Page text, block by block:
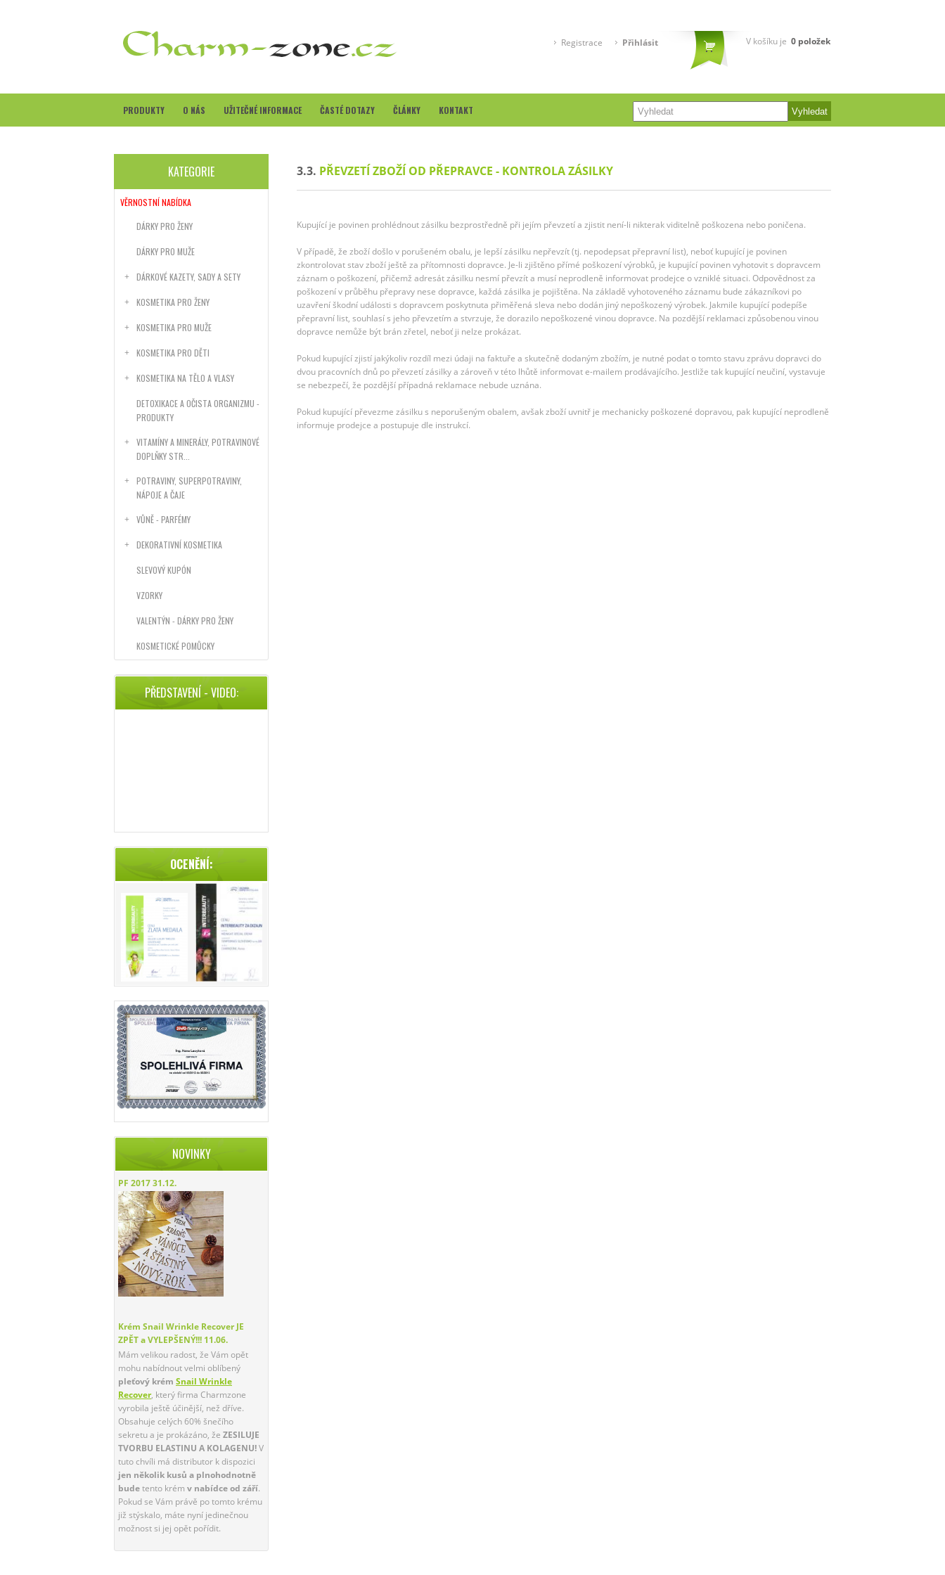
V košíku je 0 položek
Registrace Přihlásit
PRODUKTY O NÁS UŽITEČNÉ INFORMACE ČASTÉ DOTAZY ČLÁNKY KONTAKT
KATEGORIE
VĚRNOSTNÍ NABÍDKA
DÁRKY PRO ŽENY
DÁRKY PRO MUŽE
DÁRKOVÉ KAZETY, SADY A SETY
KOSMETIKA PRO ŽENY
KOSMETIKA PRO MUŽE
KOSMETIKA PRO DĚTI
KOSMETIKA NA TĚLO A VLASY
DETOXIKACE A OČISTA ORGANIZMU -
PRODUKTY
VITAMÍNY A MINERÁLY, POTRAVINOVÉ
DOPLŇKY STR...
POTRAVINY, SUPERPOTRAVINY,
NÁPOJE A ČAJE
VŮNĚ - PARFÉMY
DEKORATIVNÍ KOSMETIKA
SLEVOVÝ KUPÓN
VZORKY
VALENTÝN - DÁRKY PRO ŽENY
KOSMETICKÉ POMŮCKY
PŘEDSTAVENÍ - VIDEO:
OCENĚNÍ:
NOVINKY
PF 201731.12.
Krém Snail Wrinkle Recover JE
ZPĚT a VYLEPŠENÝ!!! 11.06.
Mám velikou radost, že Vám opět
mohu nabídnout velmi oblíbený
pleťový krém Snail Wrinkle
Recover, který firma Charmzone
vyrobila ještě účinější, než dříve.
Obsahuje celých 60% šnečího
sekretu a je prokázáno, že ZESILUJE
TVORBU ELASTINU A KOLAGENU!V
tuto chvíli má distributor k dispozici
jen několik kusů a plnohodnotně
budetento krém v nabídce od září.
Pokud se Vám právě po tomto krému
již stýskalo, máte nyní jedinečnou
možnost si jej opět pořídit.
3.3. PŘEVZETÍ ZBOŽÍ OD PŘEPRAVCE - KONTROLA ZÁSILKY
Kupující je povinen prohlédnout zásilku bezprostředně při jejím převzetí a zjistit není-li nikterak viditelně poškozena nebo poničena.
V případě, že zboží došlo v porušeném obalu, je lepší zásilku nepřevzít (tj. nepodepsat přepravní list), neboť kupující je povinen
zkontrolovat stav zboží ještě za přítomnosti dopravce. Je-li zjištěno přímé poškození výrobků, je kupující povinen vyhotovit s dopravcem
záznam o poškození, přičemž adresát zásilku nesmí převzít a musí neprodleně informovat prodejce o vzniklé situaci. Odpovědnost za
poškození v průběhu přepravy nese dopravce, každá zásilka je pojištěna. Na základě vyhotoveného záznamu bude zákazníkovi po
uzavření škodní události s dopravcem poskytnuta přiměřená sleva nebo dodán jiný nepoškozený výrobek. Jakmile kupující podepíše
přepravní list, souhlasí s jeho převzetím a stvrzuje, že dorazilo nepoškozené vinou dopravce. Na pozdější reklamaci způsobenou vinou
dopravce nemůže být brán zřetel, neboť ji nelze prokázat.
Pokud kupující zjistí jakýkoliv rozdíl mezi údaji na faktuře a skutečně dodaným zbožím, je nutné podat o tomto stavu zprávu dopravci do
dvou pracovních dnů po převzetí zásilky a zároveň v této lhůtě informovat e-mailem prodávajícího. Jestliže tak kupující neučiní, vystavuje
se nebezpečí, že pozdější případná reklamace nebude uznána.
Pokud kupující převezme zásilku s neporušeným obalem, avšak zboží uvnitř je mechanicky poškozené dopravou, pak kupující neprodleně
informuje prodejce a postupuje dle instrukcí.